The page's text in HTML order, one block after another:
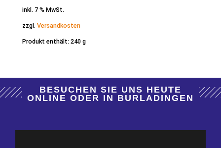
inkl. 7 % MwSt.
zzgl. Versandkosten
Produkt enthält: 240 g
BESUCHEN SIE UNS HEUTE
ONLINE ODER IN BURLADINGEN